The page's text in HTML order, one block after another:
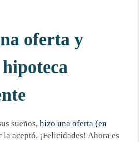
oferta y
sueños, hizo una oferta (en
aceptó. ¡Felicidades! Ahora es